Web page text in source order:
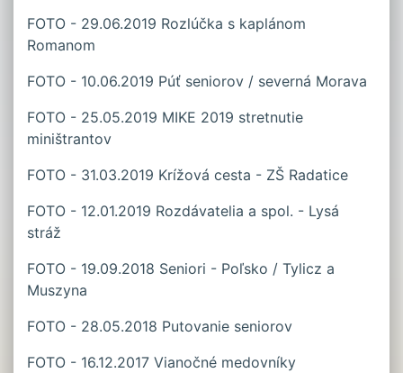
FOTO - 29.06.2019 Rozlúčka s kaplánom
Romanom
FOTO - 10.06.2019 Púť seniorov / severná Morava
FOTO - 25.05.2019 MIKE 2019 stretnutie
miništrantov
FOTO - 31.03.2019 Krížová cesta - ZŠ Radatice
FOTO - 12.01.2019 Rozdávatelia a spol. - Lysá
stráž
FOTO - 19.09.2018 Seniori - Poľsko / Tylicz a
Muszyna
FOTO - 28.05.2018 Putovanie seniorov
FOTO - 16.12.2017 Vianočné medovníky